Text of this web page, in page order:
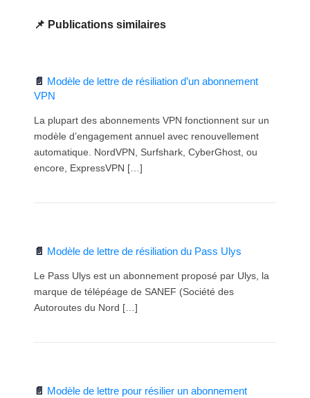
Publications similaires
Modèle de lettre de résiliation d’un abonnement
VPN
La plupart des abonnements VPN fonctionnent sur un
modèle d’engagement annuel avec renouvellement
automatique. NordVPN, Surfshark, CyberGhost, ou
encore, ExpressVPN […]
Modèle de lettre de résiliation du Pass Ulys
Le Pass Ulys est un abonnement proposé par Ulys, la
marque de télépéage de SANEF (Société des
Autoroutes du Nord […]
Modèle de lettre pour résilier un abonnement